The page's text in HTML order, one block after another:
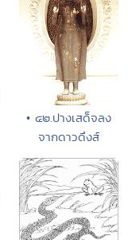
• ๔๒.ปางเสด็จลง
จากดาวดึงส์